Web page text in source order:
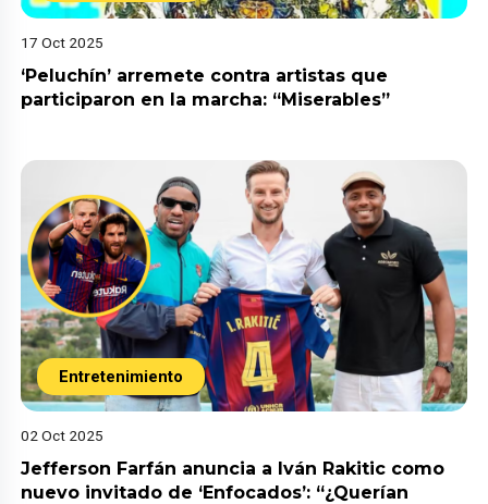
17 Oct 2025
‘Peluchín’ arremete contra artistas que
participaron en la marcha: “Miserables”
Entretenimiento
02 Oct 2025
Jefferson Farfán anuncia a Iván Rakitic como
nuevo invitado de ‘Enfocados’: “¿Querían